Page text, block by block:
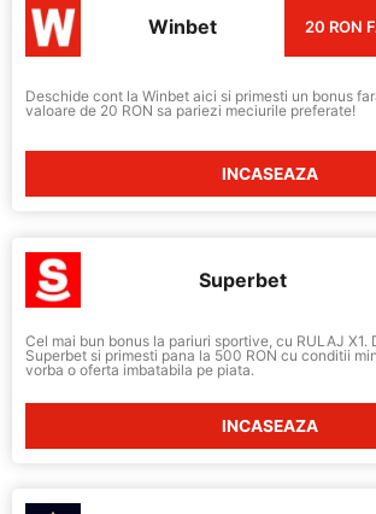
Winbet 20 RON
Deschide cont la Winbet aici si primesti un bonus
valoare de 20 RON sa pariezi meciurile preferate!
INCASEAZA
Superbet
Cel mai bun bonus la pariuri sportive, cu RULAJ X1.
Superbet si primesti pana la 500 RON cu conditii
vorba o oferta imbatabila pe piata.
INCASEAZA